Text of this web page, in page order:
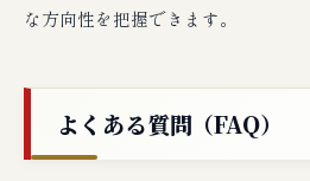
な方向性を把握できます。
よくある質問（FAQ）